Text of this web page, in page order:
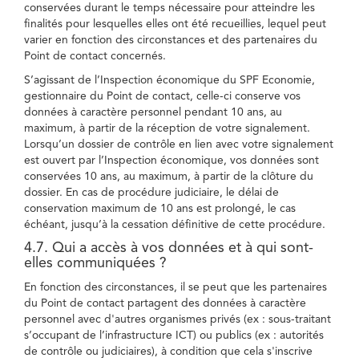
conservées durant le temps nécessaire pour atteindre les
finalités pour lesquelles elles ont été recueillies, lequel peut
varier en fonction des circonstances et des partenaires du
Point de contact concernés.
S’agissant de l’Inspection économique du SPF Economie,
gestionnaire du Point de contact, celle-ci conserve vos
données à caractère personnel pendant 10 ans, au
maximum, à partir de la réception de votre signalement.
Lorsqu’un dossier de contrôle en lien avec votre signalement
est ouvert par l’Inspection économique, vos données sont
conservées 10 ans, au maximum, à partir de la clôture du
dossier. En cas de procédure judiciaire, le délai de
conservation maximum de 10 ans est prolongé, le cas
échéant, jusqu’à la cessation définitive de cette procédure.
4.7. Qui a accès à vos données et à qui sont-
elles communiquées ?
En fonction des circonstances, il se peut que les partenaires
du Point de contact partagent des données à caractère
personnel avec d'autres organismes privés (ex : sous-traitant
s’occupant de l’infrastructure ICT) ou publics (ex : autorités
de contrôle ou judiciaires), à condition que cela s'inscrive